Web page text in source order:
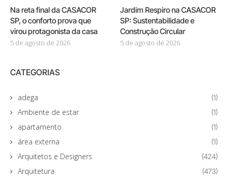
Na reta final da CASACOR
SP, o conforto prova que
virou protagonista da casa
5 de agosto de 2026
Jardim Respiro na CASACOR
SP: Sustentabilidade e
Construção Circular
5 de agosto de 2026
CATEGORIAS
adega (1)
Ambiente de estar (1)
apartamento (1)
área externa (1)
Arquitetos e Designers (424)
Arquitetura (473)